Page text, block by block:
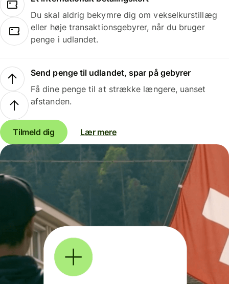
Du skal aldrig bekymre dig om vekselkurstillæg
eller høje transaktionsgebyrer, når du bruger
penge i udlandet.
Send penge til udlandet, spar på gebyrer
Få dine penge til at strække længere, uanset
afstanden.
Tilmeld dig Lær mere